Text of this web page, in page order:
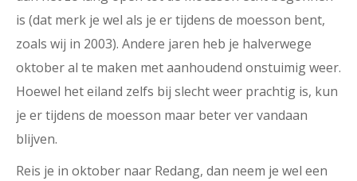
is (dat merk je wel als je er tijdens de moesson bent,
zoals wij in 2003). Andere jaren heb je halverwege
oktober al te maken met aanhoudend onstuimig weer.
Hoewel het eiland zelfs bij slecht weer prachtig is, kun
je er tijdens de moesson maar beter ver vandaan
blijven.
Reis je in oktober naar Redang, dan neem je wel een